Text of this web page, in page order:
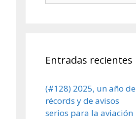
Entradas recientes
(#128) 2025, un año de
récords y de avisos
serios para la aviación